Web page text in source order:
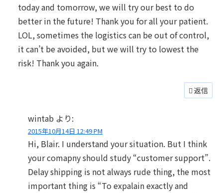
today and tomorrow, we will try our best to do
better in the future! Thank you for all your patient.
LOL, sometimes the logistics can be out of control,
it can’t be avoided, but we will try to lowest the
risk! Thank you again.
返信
wintab より:
2015年10月14日 12:49 PM
Hi, Blair. I understand your situation. But I think
your comapny should study “customer support”.
Delay shipping is not always rude thing, the most
important thing is “To expalain exactly and